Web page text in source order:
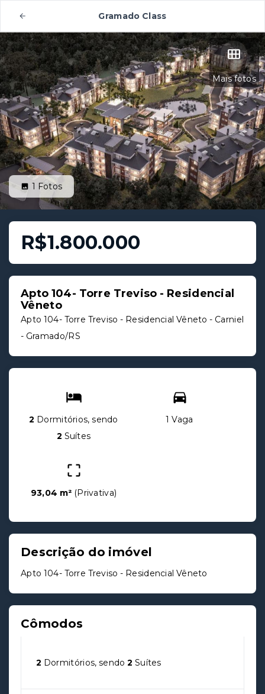
Gramado Class
Mais fotos
1 Fotos
R$1.800.000
Apto 104- Torre Treviso - Residencial
Vêneto
Apto 104- Torre Treviso - Residencial Vêneto - Carniel
- Gramado/RS
2 Dormitórios, sendo
2 Suítes
1 Vaga
93,04 m² (Privativa)
Descrição do imóvel
Apto 104- Torre Treviso - Residencial Vêneto
Cômodos
2 Dormitórios, sendo2 Suítes